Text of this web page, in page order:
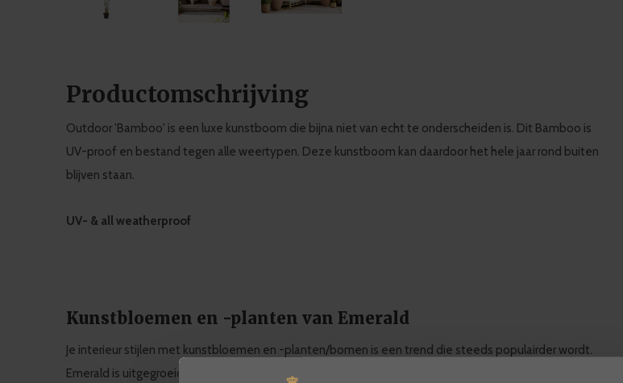
Productomschrijving
Outdoor 'Bamboo' is een luxe kunstboom die bijna niet van echt te onderscheiden is. Dit Bamboo is
UV-proof en bestand tegen alle weertypen. Deze kunstboom kan daardoor het hele jaar rond buiten
blijven staan.
UV- & all weatherproof
Kunstbloemen en -planten van Emerald
Je interieur stijlen met kunstbloemen en -planten/bomen is een trend die steeds populairder wordt.
Emerald is uitgegroeid tot een specialist in kunstbloemen en -planten, met de grootste collectie